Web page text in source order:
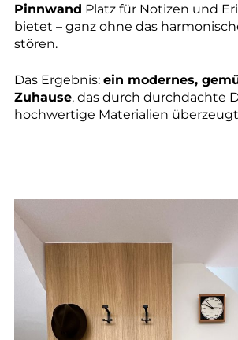
Pinnwand Platz für Notizen und
bietet – ganz ohne das
stören.
Das Ergebnis: ein modernes,
Zuhause, das durch durchdachte
hochwertige Materialien